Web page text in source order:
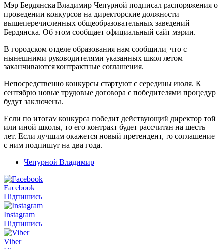
Мэр Бердянска Владимир Чепурной подписал распоряжения о
проведении конкурсов на директорские должности
вышеперечисленных общеобразовательных заведений
Бердянска. Об этом сообщает официальный сайт мэрии.
В городском отделе образования нам сообщили, что с
нынешними руководителями указанных школ летом
заканчиваются контрактные соглашения.
Непосредственно конкурсы стартуют с середины июля. К
сентябрю новые трудовые договора с победителями процедур
будут заключены.
Если по итогам конкурса победит действующий директор той
или иной школы, то его контракт будет рассчитан на шесть
лет. Если лучшим окажется новый претендент, то соглашение
с ним подпишут на два года.
Чепурной Владимир
Facebook
Підпишись
Instagram
Підпишись
Viber